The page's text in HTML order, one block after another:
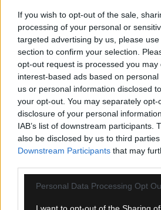
If you wish to opt-out of the sale,
processing of your personal or
targeted advertising by us, please
section to confirm your selection.
opt-out request is processed you may
interest-based ads based on
us or personal information disclosed
your opt-out. You may separately
disclosure of your personal
IAB’s list of downstream participants.
also be disclosed by us to third
Downstream Participants that may
Please note that this website/app
not limited to your visit or usage
Personal Data Processing Opt
I want to opt-out of the Sharing
Ροή